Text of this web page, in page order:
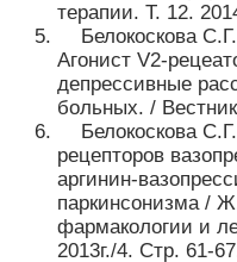
терапии. Т. 12.
Белокоскова
Агонист V2-
депрессивные
больных. /
Белокоскова
рецепторов
аргинин-
паркинсонизма /
фармакологии и
2013г./4. Стр. 61-